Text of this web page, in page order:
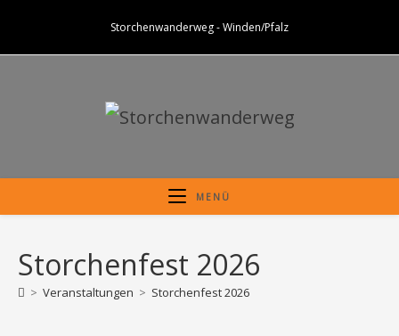
springen
Storchenwanderweg - Winden/Pfalz
MENÜ
Storchenfest 2026
> Veranstaltungen > Storchenfest 2026